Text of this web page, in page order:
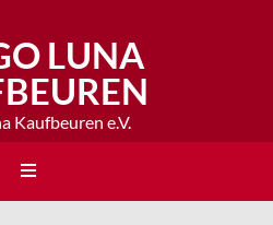
LUNA
Kaufbeuren e.V.